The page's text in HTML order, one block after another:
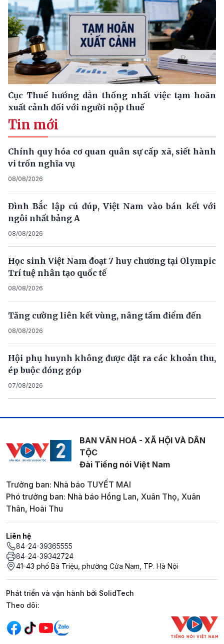
Cục Thuế hướng dẫn thống nhất việc tạm hoãn
xuất cảnh đối với người nộp thuế
Tin mới
Chính quy hóa cơ quan quân sự cấp xã, siết hành
vi trốn nghĩa vụ
08/08/2026
Đình Bắc lập cú đúp, Việt Nam vào bán kết với
ngôi nhất bảng A
08/08/2026
Học sinh Việt Nam đoạt 7 huy chương tại Olympic
Trí tuệ nhân tạo quốc tế
08/08/2026
Tăng cường liên kết vùng, nâng tầm điểm đến
08/08/2026
Hội phụ huynh không được đặt ra các khoản thu,
ép buộc đóng góp
07/08/2026
BAN VĂN HOÁ - XÃ HỘI VÀ DÂN
TỘC
Đài Tiếng nói Việt Nam
Trưởng ban: Nhà báo TUYẾT MAI
Phó trưởng ban: Nhà báo Hồng Lan, Xuân Thọ, Xuân
Thân, Hoài Thu
Liên hệ
84-24-39365555
84-24-39342724
41-43 phố Bà Triệu, phường Cửa Nam, TP. Hà Nội
Phát triển và vận hành bởi SolidTech
Mạng xã hội
Theo dõi: